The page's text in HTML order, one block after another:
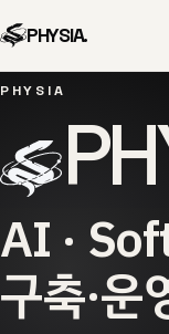
PHYSIA.
PHYSIA
AI ·
구축·운